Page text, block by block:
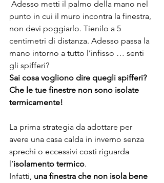
punto in cui il muro incontra la finestra,
non devi poggiarlo. Tienilo a 5
centimetri di distanza. Adesso passa la
mano intorno a tutto l’infisso … senti
gli spifferi?
Sai cosa vogliono dire quegli spifferi?
Che le tue finestre non sono isolate
termicamente!
La prima strategia da adottare per
avere una casa calda in inverno senza
sprechi o eccessivi costi riguarda
l’isolamento termico.
Infatti, una finestra che non isola bene